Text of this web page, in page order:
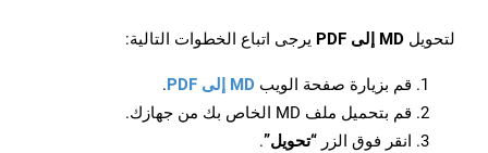
لتحويل MD إلى PDF يرجى اتباع الخطوات التالية:
قم بزيارة صفحة الويب MD إلى PDF
.
قم بتحميل ملف MD الخاص بك من جهازك.
انقر فوق الزر “تحويل”.